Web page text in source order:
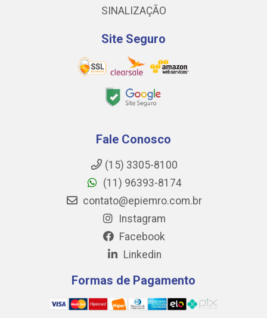
SINALIZAÇÃO
Site Seguro
Fale Conosco
(15) 3305-8100
(11) 96393-8174
contato@epiemro.com.br
Instagram
Facebook
Linkedin
Formas de Pagamento